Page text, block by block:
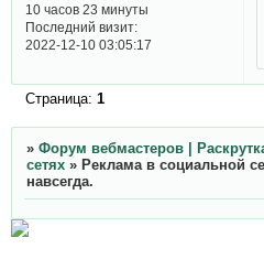
10 часов 23 минуты
Последний визит:
2022-12-10 03:05:17
Страница: 1
» Форум вебмастеров |
сетях » Реклама в социальной
навсегда.